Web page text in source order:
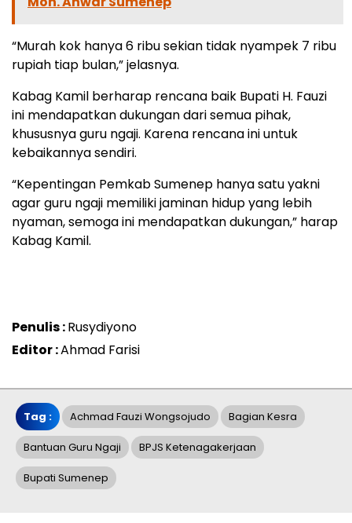
“Murah kok hanya 6 ribu sekian tidak nyampek 7 ribu
rupiah tiap bulan,” jelasnya.
Kabag Kamil berharap rencana baik Bupati H. Fauzi
ini mendapatkan dukungan dari semua pihak,
khususnya guru ngaji. Karena rencana ini untuk
kebaikannya sendiri.
“Kepentingan Pemkab Sumenep hanya satu yakni
agar guru ngaji memiliki jaminan hidup yang lebih
nyaman, semoga ini mendapatkan dukungan,” harap
Kabag Kamil.
Penulis :Rusydiyono
Editor :Ahmad Farisi
Tag : Achmad Fauzi Wongsojudo Bagian Kesra
Bantuan Guru Ngaji BPJS Ketenagakerjaan
Bupati Sumenep